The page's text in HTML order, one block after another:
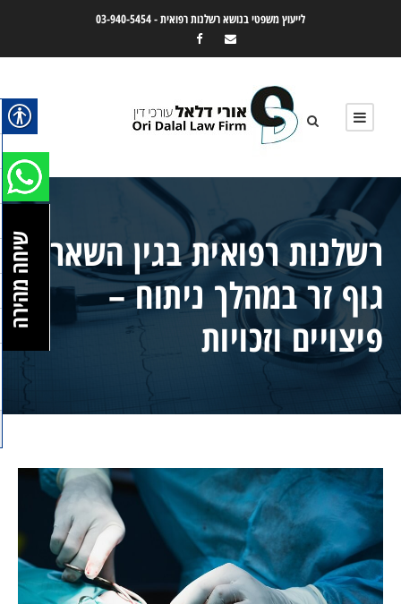
לייעוץ משפטי בנושא רשלנות רפואית -03-940-5454
רשלנות רפואית בגין השארת
גוף זר במהלך ניתוח –
פיצויים וזכויות
שיחה מהירה